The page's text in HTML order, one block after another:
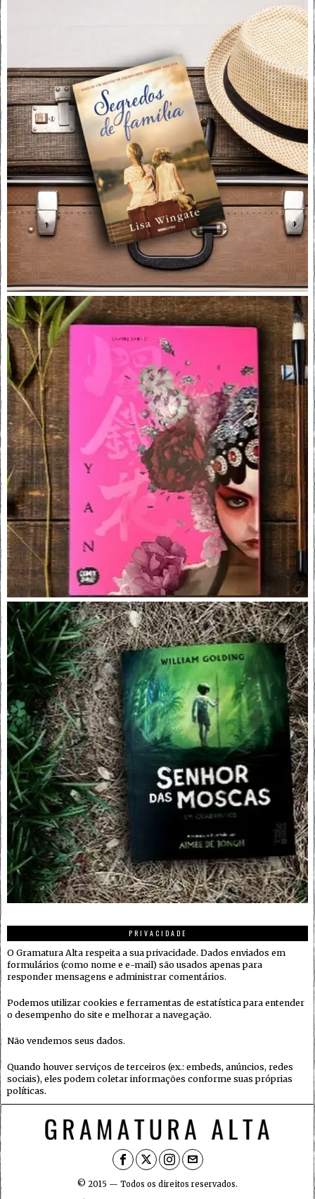
PRIVACIDADE
O Gramatura Alta respeita a sua privacidade. Dados enviados em
formulários (como nome e e-mail) são usados apenas para
responder mensagens e administrar comentários.
Podemos utilizar cookies e ferramentas de estatística para entender
o desempenho do site e melhorar a navegação.
Não vendemos seus dados.
Quando houver serviços de terceiros (ex.: embeds, anúncios, redes
sociais), eles podem coletar informações conforme suas próprias
políticas.
© 2015 — Todos os direitos reservados.